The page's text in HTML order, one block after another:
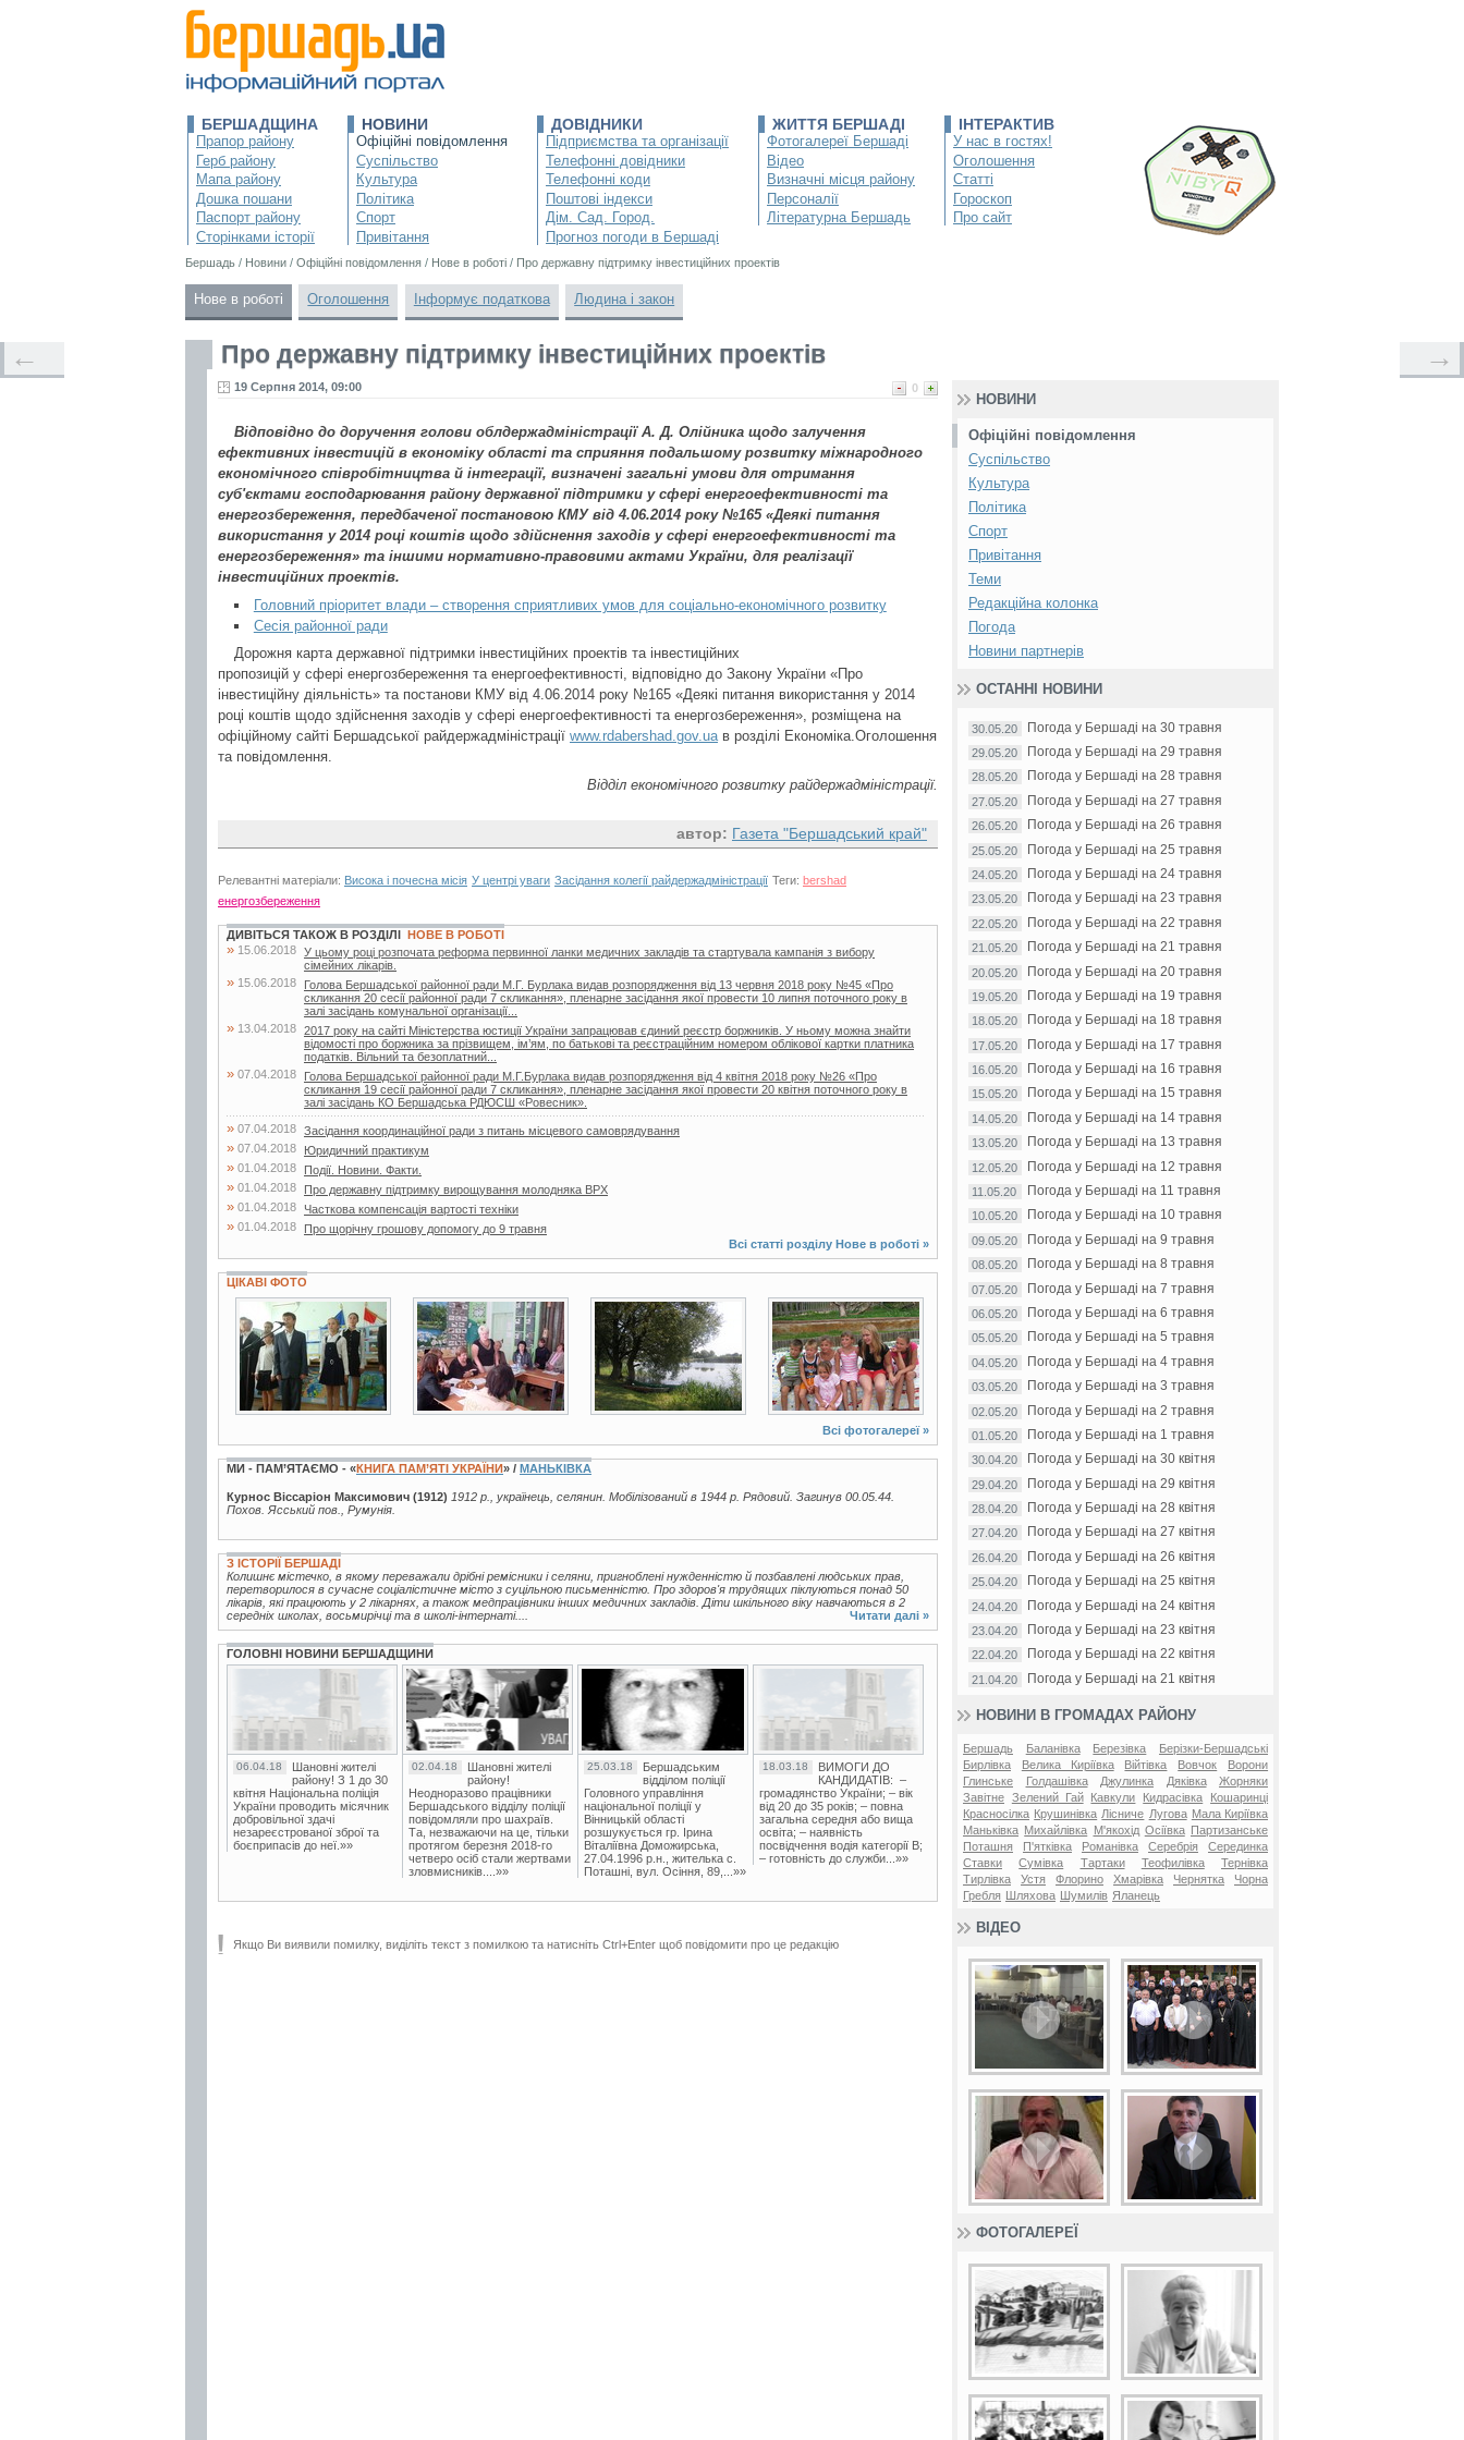
БЕРШАДЩИНА
Прапор району
Герб району
Мапа району
Дошка пошани
Паспорт району
Сторінками історії
НОВИНИ
Офіційні повідомлення
Суспільство
Культура
Політика
Спорт
Привітання
ДОВІДНИКИ
Підприємства та організації
Телефонні довідники
Телефонні коди
Поштові індекси
Дім. Сад. Город.
Прогноз погоди в Бершаді
ЖИТТЯ БЕРШАДІ
Фотогалереї Бершаді
Відео
Визначні місця району
Персоналії
Літературна Бершадь
ІНТЕРАКТИВ
У нас в гостях!
Оголошення
Статті
Гороскоп
Про сайт
Бершадь / Новини / Офіційні повідомлення / Нове в роботі / Про державну підтримку інвестиційних проектів
Нове в роботі Оголошення Інформує податкова Людина і закон
Про державну підтримку інвестиційних проектів
0
19 Серпня 2014, 09:00
Відповідно до доручення голови облдержадміністрації А. Д. Олійника щодо залучення
ефективних інвестицій в економіку області та сприяння подальшому розвитку міжнародного
економічного співробітництва й інтеграції, визначені загальні умови для отримання
суб'єктами господарювання району державної підтримки у сфері енергоефективності та
енергозбереження, передбаченої постановою КМУ від 4.06.2014 року №165 «Деякі питання
використання у 2014 році коштів щодо здійснення заходів у сфері енергоефективності та
енергозбереження» та іншими нормативно-правовими актами України, для реалізації
інвестиційних проектів.
Головний пріоритет влади – створення сприятливих умов для соціально-економічного розвитку
Сесія районної ради
Дорожня карта державної підтримки інвестиційних проектів та інвестиційних
пропозицій у сфері енергозбереження та енергоефективності, відповідно до Закону України «Про
інвестиційну діяльність» та постанови КМУ від 4.06.2014 року №165 «Деякі питання використання у 2014
році коштів щодо здійснення заходів у сфері енергоефективності та енергозбереження», розміщена на
офіційному сайті Бершадської райдержадміністрації www.rdabershad.gov.uaв розділі Економіка.Оголошення
та повідомлення.
Відділ економічного розвитку райдержадміністрації.
автор: Газета "Бершадський край"
Релевантні матеріали: Висока і почесна місія У центрі уваги Засідання колегії райдержадміністрації Теги: bershad
енергозбереження
← →
ДИВІТЬСЯ ТАКОЖ В РОЗДІЛІ НОВЕ В РОБОТІ
» 15.06.2018 У цьому році розпочата реформа первинної ланки медичних закладів та стартувала кампанія з вибору
сімейних лікарів.
» 15.06.2018
Голова Бершадської районної ради М.Г. Бурлака видав розпорядження від 13 червня 2018 року №45 «Про
скликання 20 сесії районної ради 7 скликання», пленарне засідання якої провести 10 липня поточного року в
залі засідань комунальної організації...
» 13.04.2018 2017 року на сайті Міністерства юстиції України запрацював єдиний реєстр боржників. У ньому можна знайти
відомості про боржника за прізвищем, ім’ям, по батькові та реєстраційним номером облікової картки платника
податків. Вільний та безоплатний...
» 07.04.2018
Голова Бершадської районної ради М.Г.Бурлака видав розпорядження від 4 квітня 2018 року №26 «Про
скликання 19 сесії районної ради 7 скликання», пленарне засідання якої провести 20 квітня поточного року в
залі засідань КО Бершадська РДЮСШ «Ровесник».
» 07.04.2018 Засідання координаційної ради з питань місцевого самоврядування
» 07.04.2018 Юридичний практикум
» 01.04.2018 Події. Новини. Факти.
» 01.04.2018 Про державну підтримку вирощування молодняка ВРХ
» 01.04.2018 Часткова компенсація вартості техніки
» 01.04.2018
Про щорічну грошову допомогу до 9 травня
Всі статті розділу Нове в роботі »
ЦІКАВІ ФОТО
4 фото 3 фото 25 фото 8 фото
Всі фотогалереї »
МИ - ПАМ’ЯТАЄМО - «КНИГА ПАМ’ЯТІ УКРАЇНИ» / МАНЬКІВКА
Курнос Віссаріон Максимович (1912) 1912 р., українець, селянин. Мобілізований в 1944 р. Рядовий. Загинув 00.05.44.
Похов. Ясський пов., Румунія.
З ІСТОРІЇ БЕРШАДІ
Колишнє містечко, в якому переважали дрібні ремісники і селяни, пригноблені нужденністю й позбавлені людських прав,
перетворилося в сучасне соціалістичне місто з суцільною письменністю. Про здоров'я трудящих піклуються понад 50
лікарів, які працюють у 2 лікарнях, а також медпрацівники інших медичних закладів. Діти шкільного віку навчаються в 2
середніх школах, восьмирічці та в школі-інтернаті....
Читати далі »
ГОЛОВНІ НОВИНИ БЕРШАДЩИНИ
06.04.18
Шановні жителі
району! З 1 до 30
квітня Національна поліція
України проводить місячник
добровільної здачі
незареєстрованої зброї та
боєприпасів до неї.»»
02.04.18
Шановні жителі
району!
Неодноразово працівники
Бершадського відділу поліції
повідомляли про шахраїв.
Та, незважаючи на це, тільки
протягом березня 2018-го
четверо осіб стали жертвами
зловмисників....»»
25.03.18
Бершадським
відділом поліції
Головного управління
національної поліції у
Вінницькій області
розшукується гр. Ірина
Віталіївна Доможирська,
27.04.1996 р.н., жителька с.
Поташні, вул. Осіння, 89,...»»
18.03.18
ВИМОГИ ДО
КАНДИДАТІВ: –
громадянство України; – вік
від 20 до 35 років; – повна
загальна середня або вища
освіта; – наявність
посвідчення водія категорії В;
– готовність до служби...»»
Якщо Ви виявили помилку, виділіть текст з помилкою та натисніть Ctrl+Enter щоб повідомити про це редакцію
НОВИНИ
Офіційні повідомлення
Суспільство
Культура
Політика
Спорт
Привітання
Теми
Редакційна колонка
Погода
Новини партнерів
ОСТАННІ НОВИНИ
30.05.20 Погода у Бершаді на 30 травня
29.05.20 Погода у Бершаді на 29 травня
28.05.20 Погода у Бершаді на 28 травня
27.05.20 Погода у Бершаді на 27 травня
26.05.20 Погода у Бершаді на 26 травня
25.05.20 Погода у Бершаді на 25 травня
24.05.20 Погода у Бершаді на 24 травня
23.05.20 Погода у Бершаді на 23 травня
22.05.20 Погода у Бершаді на 22 травня
21.05.20 Погода у Бершаді на 21 травня
20.05.20 Погода у Бершаді на 20 травня
19.05.20 Погода у Бершаді на 19 травня
18.05.20 Погода у Бершаді на 18 травня
17.05.20 Погода у Бершаді на 17 травня
16.05.20 Погода у Бершаді на 16 травня
15.05.20 Погода у Бершаді на 15 травня
14.05.20 Погода у Бершаді на 14 травня
13.05.20 Погода у Бершаді на 13 травня
12.05.20 Погода у Бершаді на 12 травня
11.05.20 Погода у Бершаді на 11 травня
10.05.20 Погода у Бершаді на 10 травня
09.05.20 Погода у Бершаді на 9 травня
08.05.20 Погода у Бершаді на 8 травня
07.05.20 Погода у Бершаді на 7 травня
06.05.20 Погода у Бершаді на 6 травня
05.05.20 Погода у Бершаді на 5 травня
04.05.20 Погода у Бершаді на 4 травня
03.05.20 Погода у Бершаді на 3 травня
02.05.20 Погода у Бершаді на 2 травня
01.05.20 Погода у Бершаді на 1 травня
30.04.20 Погода у Бершаді на 30 квітня
29.04.20 Погода у Бершаді на 29 квітня
28.04.20 Погода у Бершаді на 28 квітня
27.04.20 Погода у Бершаді на 27 квітня
26.04.20 Погода у Бершаді на 26 квітня
25.04.20 Погода у Бершаді на 25 квітня
24.04.20 Погода у Бершаді на 24 квітня
23.04.20 Погода у Бершаді на 23 квітня
22.04.20 Погода у Бершаді на 22 квітня
21.04.20 Погода у Бершаді на 21 квітня
НОВИНИ В ГРОМАДАХ РАЙОНУ
Бершадь Баланівка Березівка
Берізки-Бершадські
Бирлівка
Велика Киріївка Війтівка Вовчок
Ворони
Глинське
Голдашівка Джулинка Дяківка
Жорняки
Завітне Зелений Гай Кавкули Кидрасівка
Кошаринці
Красносілка Крушинівка Лісниче Лугова Мала Киріївка
Маньківка Михайлівка М'якохід Осіївка
Партизанське
Поташня
П'ятківка Романівка Серебрія
Серединка
Ставки
Сумівка Тартаки Теофилівка
Тернівка
Тирлівка
Устя Флорино Хмарівка Чернятка
Чорна
Гребля
Шляхова Шумилів Яланець
ВІДЕО
ФОТОГАЛЕРЕЇ